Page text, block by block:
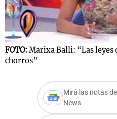
FOTO: Marixa Balli: “Las leyes
chorros”
Mirá las notas
News
Mundial 2026